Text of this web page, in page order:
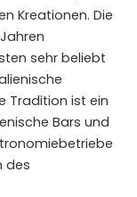
Kreationen. Die
sehr beliebt
Tradition ist ein
Bars und
des